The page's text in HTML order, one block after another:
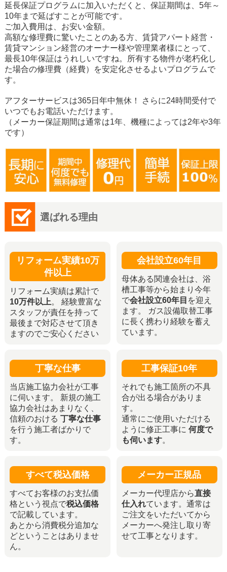
延長保証プログラムに加入いただくと、保証期間は、5年～
10年まで延ばすことが可能です。
ご加入費用は、お安い金額。
高額な修理費に驚いたことのある方、賃貸アパート経営・
賃貸マンション経営のオーナー様や管理業者様にとって、
最長10年保証はうれしいですね。所有する物件が老朽化し
た場合の修理費（経費）を安定化させるよいプログラムで
す。
アフターサービスは365日年中無休！ さらに24時間受付で
いつでもお電話いただけます。
（メーカー保証期間は通常は1年、機種によっては2年や3年
です）
選ばれる理由
リフォーム実績10万
件以上
リフォーム実績は累計で
10万件以上。 経験豊富な
スタッフが責任を持って
最後まで対応させて頂き
ますのでご安心ください
会社設立60年目
母体ある関連会社は、浴
槽工事等から始まり今年
で会社設立60年目 を迎え
ます。 ガス設備取替工事
に長く携わり経験を蓄え
ています。
丁寧な仕事
当店施工協力会社が工事
に伺います。 新規の施工
協力会社はあまりなく、
信頼のおける 丁寧な仕事
を行う施工者ばかりで
す。
工事保証10年
それでも施工箇所の不具
合が出る場合がありま
す。
通常にご使用いただける
ように修正工事に 何度で
も伺います。
すべて税込価格
すべてお客様のお支払価
格という視点で税込価格
で記載しています。
あとから消費税分追加な
どということはありませ
ん。
メーカー正規品
メーカー代理店から直接
仕入れています。通常は
ご注文をいただいてから
メーカーへ発注し取り寄
せて工事となります。